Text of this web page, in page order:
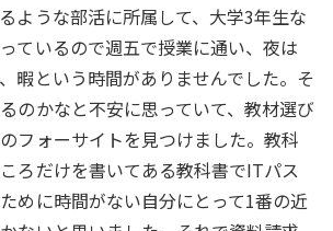
ような部活に所属して、大学3年生な
ているので週五で授業に通い、夜は
暇という時間がありませんでした。そ
のかなと不安に思っていて、教材選び
フォーサイトを見つけました。教科
ろだけを書いてある教科書でITパス
めに時間がない自分にとって1番の近